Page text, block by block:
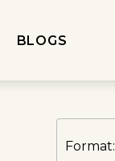
BLOGS
Format: